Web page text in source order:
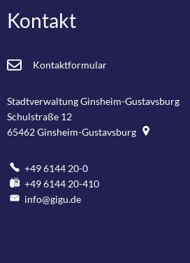
Kontakt
Kontaktformular
Stadtverwaltung Ginsheim-Gustavsburg
Schulstraße 12
65462Ginsheim-Gustavsburg
+49 6144 20-0
+49 6144 20-410
info@gigu.de